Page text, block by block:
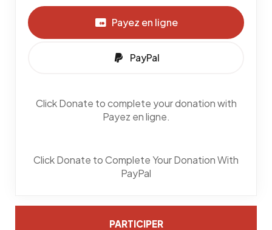
Payez en ligne
PayPal
Click Donate to complete your donation with
Payez en ligne.
Click Donate to Complete Your Donation With
PayPal
PARTICIPER